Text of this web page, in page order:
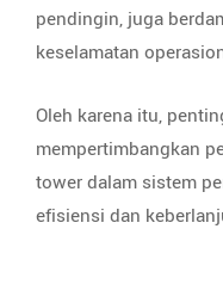
pendingin, juga
keselamatan
Oleh karena itu,
mempertimbangkan
tower dalam sistem
efisiensi dan